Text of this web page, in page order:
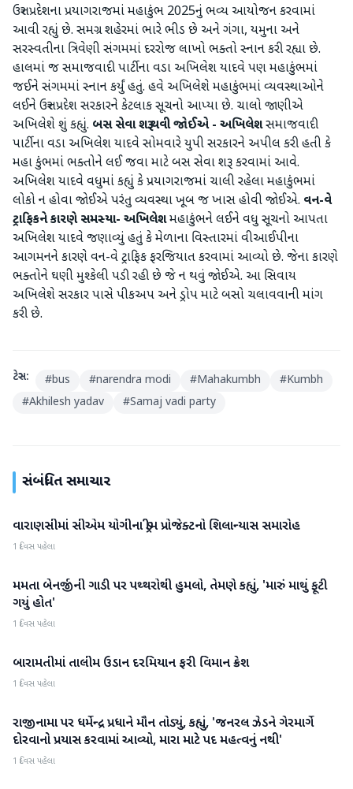
ઉત્તર પ્રદેશના પ્રયાગરાજમાં મહાકુંભ 2025નું ભવ્ય આયોજન કરવામાં
આવી રહ્યું છે. સમગ્ર શહેરમાં ભારે ભીડ છે અને ગંગા, યમુના અને
સરસ્વતીના ત્રિવેણી સંગમમાં દરરોજ લાખો ભક્તો સ્નાન કરી રહ્યા છે.
હાલમાં જ સમાજવાદી પાર્ટીના વડા અખિલેશ યાદવે પણ મહાકુંભમાં
જઈને સંગમમાં સ્નાન કર્યું હતું. હવે અખિલેશે મહાકુંભમાં વ્યવસ્થાઓને
લઈને ઉત્તર પ્રદેશ સરકારને કેટલાક સૂચનો આપ્યા છે. ચાલો જાણીએ
અખિલેશે શું કહ્યું. બસ સેવા શરૂ થવી જોઈએ - અખિલેશસમાજવાદી
પાર્ટીના વડા અખિલેશ યાદવે સોમવારે યુપી સરકારને અપીલ કરી હતી કે
મહા કુંભમાં ભક્તોને લઈ જવા માટે બસ સેવા શરૂ કરવામાં આવે.
અખિલેશ યાદવે વધુમાં કહ્યું કે પ્રયાગરાજમાં ચાલી રહેલા મહાકુંભમાં
લોકો ન હોવા જોઈએ પરંતુ વ્યવસ્થા ખૂબ જ ખાસ હોવી જોઈએ. વન-વે
ટ્રાફિકને કારણે સમસ્યા- અખિલેશમહાકુંભને લઈને વધુ સૂચનો આપતા
અખિલેશ યાદવે જણાવ્યું હતું કે મેળાના વિસ્તારમાં વીઆઈપીના
આગમનને કારણે વન-વે ટ્રાફિક ફરજિયાત કરવામાં આવ્યો છે. જેના કારણે
ભક્તોને ઘણી મુશ્કેલી પડી રહી છે જે ન થવું જોઈએ. આ સિવાય
અખિલેશે સરકાર પાસે પીકઅપ અને ડ્રોપ માટે બસો ચલાવવાની માંગ
કરી છે.
ટેગ્સ: #bus #narendra modi #Mahakumbh #Kumbh
#Akhilesh yadav #Samaj vadi party
સંબંધિત સમાચાર
રાષ્ટ્રીય
વારાણસીમાં સીએમ યોગીના ડ્રીમ પ્રોજેક્ટનો શિલાન્યાસ સમારોહ
1 દિવસ પહેલા
રાષ્ટ્રીય
મમતા બેનર્જીની ગાડી પર પથ્થરોથી હુમલો, તેમણે કહ્યું, 'મારું માથું ફૂટી
ગયું હોત'
1 દિવસ પહેલા
રાષ્ટ્રીય
બારામતીમાં તાલીમ ઉડાન દરમિયાન ફરી વિમાન ક્રેશ
1 દિવસ પહેલા
રાષ્ટ્રીય
રાજીનામા પર ધર્મેન્દ્ર પ્રધાને મૌન તોડ્યું, કહ્યું, 'જનરલ ઝેડને ગેરમાર્ગે
દોરવાનો પ્રયાસ કરવામાં આવ્યો, મારા માટે પદ મહત્વનું નથી'
1 દિવસ પહેલા